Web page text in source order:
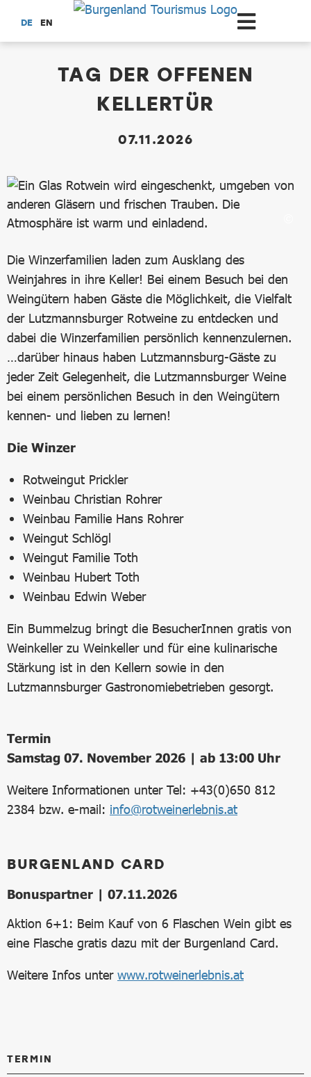
Zum Hauptinhalt springen
DE EN
TAG DER OFFENEN
KELLERTÜR
07.11.2026
Die Winzerfamilien laden zum Ausklang des
Weinjahres in ihre Keller! Bei einem Besuch bei den
Weingütern haben Gäste die Möglichkeit, die Vielfalt
der Lutzmannsburger Rotweine zu entdecken und
dabei die Winzerfamilien persönlich kennenzulernen.
…darüber hinaus haben Lutzmannsburg-Gäste zu
jeder Zeit Gelegenheit, die Lutzmannsburger Weine
bei einem persönlichen Besuch in den Weingütern
kennen- und lieben zu lernen!
Die Winzer
Rotweingut Prickler
Weinbau Christian Rohrer
Weinbau Familie Hans Rohrer
Weingut Schlögl
Weingut Familie Toth
Weinbau Hubert Toth
Weinbau Edwin Weber
Ein Bummelzug bringt die BesucherInnen gratis von
Weinkeller zu Weinkeller und für eine kulinarische
Stärkung ist in den Kellern sowie in den
Lutzmannsburger Gastronomiebetrieben gesorgt.
Termin
Samstag 07. November 2026 | ab 13:00 Uhr
Weitere Informationen unter Tel: +43(0)650 812
2384 bzw. e-mail: info@rotweinerlebnis.at
BURGENLAND CARD
Bonuspartner | 07.11.2026
Aktion 6+1: Beim Kauf von 6 Flaschen Wein gibt es
eine Flasche gratis dazu mit der Burgenland Card.
Weitere Infos unter www.rotweinerlebnis.at
TERMIN